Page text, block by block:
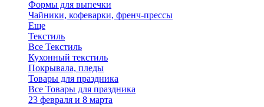
Формы для выпечки
Чайники, кофеварки, френч-прессы
Еще
Текстиль
Все Текстиль
Кухонный текстиль
Покрывала, пледы
Товары для праздника
Все Товары для праздника
23 февраля и 8 марта